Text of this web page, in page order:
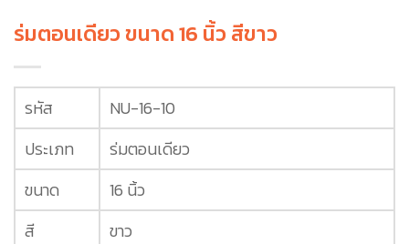
ร่มตอนเดียว ขนาด 16 นิ้ว สีขาว
รหัส
NU-16-10
ประเภท
ร่มตอนเดียว
ขนาด
16 นิ้ว
สี
ขาว